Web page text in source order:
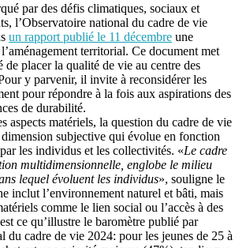
par des défis climatiques, sociaux et
l’Observatoire national du cadre de vie
un rapport publié le 11 décembre une
territorial. Ce document met
de placer la qualité de vie au centre des
y parvenir, il invite à reconsidérer les
pour répondre à la fois aux aspirations des
de durabilité.
aspects matériels, la question du cadre de vie
subjective qui évolue en fonction
les individus et les collectivités. «Le cadre
multidimensionnelle, englobe le milieu
lequel évoluent les individus», souligne le
inclut l’environnement naturel et bâti, mais
comme le lien social ou l’accès à des
ce qu’illustre le baromètre publié par
du cadre de vie 2024: pour les jeunes de 25 à